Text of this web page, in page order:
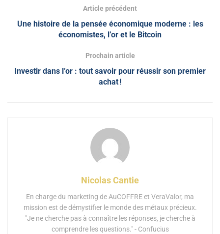
Article précédent
Une histoire de la pensée économique moderne : les
économistes, l’or et le Bitcoin
Prochain article
Investir dans l’or : tout savoir pour réussir son premier
achat !
Nicolas Cantie
En charge du marketing de AuCOFFRE et VeraValor, ma
mission est de démystifier le monde des métaux précieux.
"Je ne cherche pas à connaître les réponses, je cherche à
comprendre les questions." - Confucius